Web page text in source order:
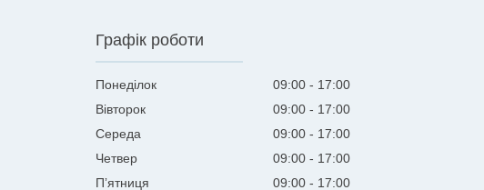
Графік роботи
Понеділок 09:00
17:00
Вівторок
09:00
17:00
Середа
09:00
17:00
Четвер
09:00
17:00
Пʼятниця
09:00
17:00